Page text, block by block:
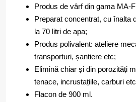
Produs de vârf din gama MA-
Preparat concentrat, cu înalta
la 70 litri de apa;
Produs polivalent: ateliere
transporturi, șantiere etc;
Elimină chiar și din porozități
tenace, incrustațiile, carburi
Flacon de 900 ml.